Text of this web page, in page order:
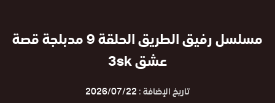
مسلسل رفيق الطريق الحلقة 9 مدبلجة قصة
عشق 3sk
تاريخ الإضافة :2026/07/22